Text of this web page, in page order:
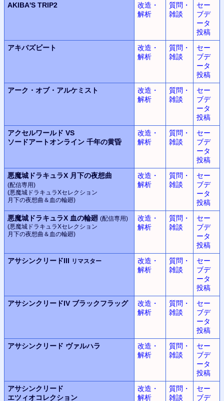
AKIBA'S TRIP2
改造・
解析
質問・
雑談
セー
ブデ
ータ
投稿
アキバズビート
改造・
解析
質問・
雑談
セー
ブデ
ータ
投稿
アーク・オブ・アルケミスト
改造・
解析
質問・
雑談
セー
ブデ
ータ
投稿
アクセルワールド VS
ソードアートオンライン 千年の黄昏
改造・
解析
質問・
雑談
セー
ブデ
ータ
投稿
悪魔城ドラキュラX 月下の夜想曲
(配信専用)
(悪魔城ドラキュラXセレクション
月下の夜想曲＆血の輪廻)
改造・
解析
質問・
雑談
セー
ブデ
ータ
投稿
悪魔城ドラキュラX 血の輪廻 (配信専用)
(悪魔城ドラキュラXセレクション
月下の夜想曲＆血の輪廻)
改造・
解析
質問・
雑談
セー
ブデ
ータ
投稿
アサシンクリードIII リマスター
改造・
解析
質問・
雑談
セー
ブデ
ータ
投稿
アサシンクリードIV ブラックフラッグ
改造・
解析
質問・
雑談
セー
ブデ
ータ
投稿
アサシンクリード ヴァルハラ
改造・
解析
質問・
雑談
セー
ブデ
ータ
投稿
アサシンクリード
エツィオコレクション
改造・
解析
質問・
雑談
セー
ブデ